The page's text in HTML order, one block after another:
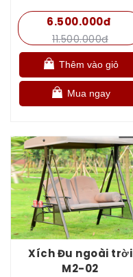
6.500.000đ
11.500.000đ
Thêm vào giỏ
Mua ngay
Xích Đu ngoài trời
M2-02